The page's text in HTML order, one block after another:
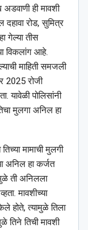
ही मावशी
रोड, सुमित्र
गेल्या तीस
विकलांग आहे.
माहिती समजली
2025 रोजी
यावेळी पोलिसांनी
मुलगा अनिल हा
मामाची मुलगी
अनिल हा कर्जत
ती अनिलला
मावशीच्या
होते, त्यामुळे तिला
तिने तिची मावशी